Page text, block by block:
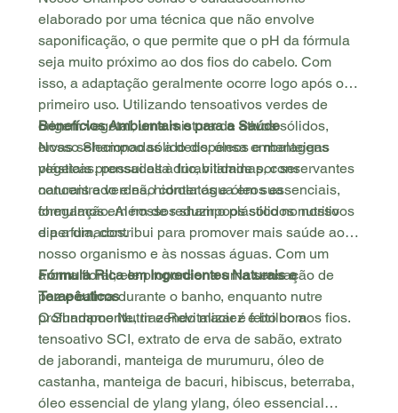
elaborado por uma técnica que não envolve
saponificação, o que permite que o pH da fórmula
seja muito próximo ao dos fios do cabelo. Com
isso, a adaptação geralmente ocorre logo após o
primeiro uso. Utilizando tensoativos verdes de
origem vegetal, uma mistura de ativos sólidos,
ervas selecionadas a dedo, óleos e manteigas
vegetais prensados à frio, vitaminas, conservantes
naturais e verdes, hidrolatos e óleos essenciais,
chegamos em nossos shampoos sólidos nutritivos
e perfumados.
Benefícios Ambientais e para a Saúde
Nosso Shampoo sólido dispensa embalagens
plásticas, possui alta durabilidade por ser
concentrado e não conter água em sua
formulação. Além de reduzir o plástico no nosso
dia a dia, contribui para promover mais saúde ao
nosso organismo e às nossas águas. Com um
aroma floral, ele proporciona uma sensação de
paz e calma durante o banho, enquanto nutre
profundamente, trazendo maciez e brilho aos fios.
Fórmula Rica em Ingredientes Naturais e
Terapêuticos
O Shampoo Nutrir e Revitalizar é feito com
tensoativo SCI, extrato de erva de sabão, extrato
de jaborandi, manteiga de murumuru, óleo de
castanha, manteiga de bacuri, hibiscus, beterraba,
óleo essencial de ylang ylang, óleo essencial